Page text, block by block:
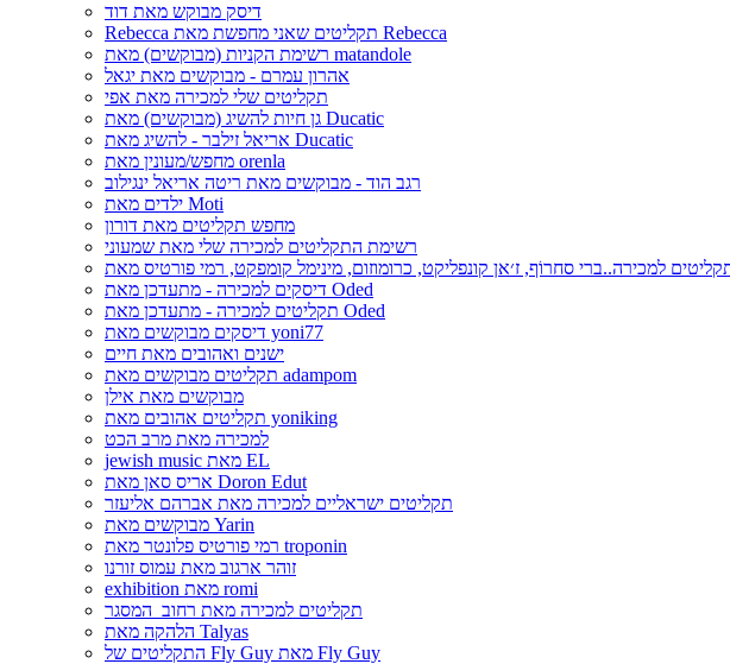
דיסק מבוקש מאת דוד
Rebecca תקליטים שאני מחפשת מאת Rebecca
רשימת הקניות (מבוקשים) מאת matandole
אהרון עמרם - מבוקשים מאת יגאל
תקליטים שלי למכירה מאת אפי
גן חיות להשיג (מבוקשים) מאת Ducatic
אריאל זילבר - להשיג מאת Ducatic
מחפש/מעונין מאת orenla
רגב הוד - מבוקשים מאת ריטה אריאל ינגילוב
ילדים מאת Moti
מחפש תקליטים מאת דורון
רשימת התקליטים למכירה שלי מאת שמעוני
דיסקים למכירה - מתעדכן מאת Oded
תקליטים למכירה - מתעדכן מאת Oded
דיסקים מבוקשים מאת yoni77
ישנים ואהובים מאת חיים
תקליטים מבוקשים מאת adampom
מבוקשים מאת אילן
תקליטים אהובים מאת yoniking
למכירה מאת מרב הכט
jewish music מאת EL
אריס סאן מאת Doron Edut
תקליטים ישראליים למכירה מאת אברהם אליעזר
מבוקשים מאת Yarin
רמי פורטיס פלונטר מאת troponin
זוהר ארגוב מאת עמוס זורנו
exhibition מאת romi
תקליטים למכירה מאת רחוב_המסגר
הלהקה מאת Talyas
התקליטים של Fly Guy מאת Fly Guy